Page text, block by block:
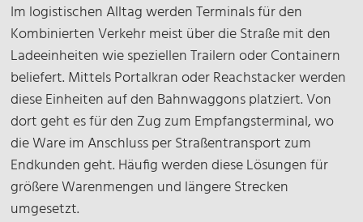
Im logistischen Alltag werden Terminals für den
Kombinierten Verkehr meist über die Straße mit den
Ladeeinheiten wie speziellen Trailern oder Containern
beliefert. Mittels Portalkran oder Reachstacker werden
diese Einheiten auf den Bahnwaggons platziert. Von
dort geht es für den Zug zum Empfangsterminal, wo
die Ware im Anschluss per Straßentransport zum
Endkunden geht. Häufig werden diese Lösungen für
größere Warenmengen und längere Strecken
umgesetzt.